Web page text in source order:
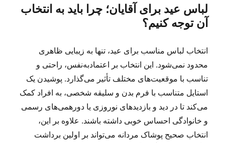
لباس عید برای آقایان؛ چرا باید به انتخاب
آن توجه کنیم؟
انتخاب لباس مناسب برای عید، تنها به زیبایی ظاهری
محدود نمی‌شود. این انتخاب بر اعتمادبه‌نفس، راحتی و
تناسب با موقعیت‌های مختلف تأثیر می‌گذارد. پوشیدن یک
استایل متناسب با فرم بدن و سلیقه شخصی، به افراد کمک
می‌کند تا در دید و بازدیدهای نوروزی یا دورهمی‌های رسمی
و خانوادگی احساس خوبی داشته باشند. علاوه بر این،
انتخاب صحیح پوشاک مردانه می‌تواند بر اولین برداشت